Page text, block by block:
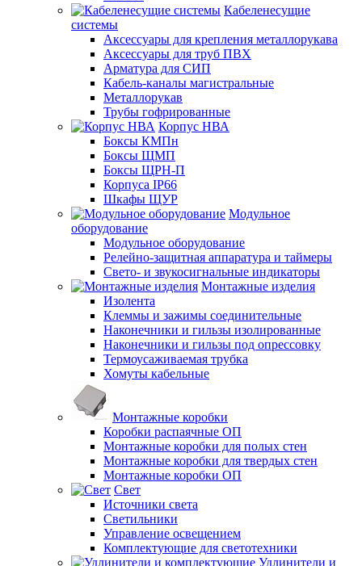
Кабеленесущие
системы
Аксессуары для крепления металлорукава
Аксессуары для труб ПВХ
Арматура для СИП
Кабель-каналы магистральные
Металлорукав
Трубы гофрированные
Корпус НВА
Боксы КМПн
Боксы ЩМП
Боксы ЩРН-П
Корпуса IP66
Шкафы ЩУР
Модульное
оборудование
Модульное оборудование
Релейно-защитная аппаратура и таймеры
Свето- и звукосигнальные индикаторы
Монтажные изделия
Изолента
Клеммы и зажимы соединительные
Наконечники и гильзы изолированные
Наконечники и гильзы под опрессовку
Термоусаживаемая трубка
Хомуты кабельные
Монтажные коробки
Коробки распаячные ОП
Монтажные коробки для полых стен
Монтажные коробки для твердых стен
Монтажные коробки ОП
Свет
Источники света
Светильники
Управление освещением
Комплектующие для светотехники
Удлинители и